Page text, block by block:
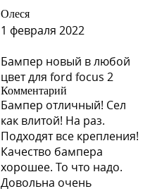
Олеся
1 февраля 2022
Бампер новый в любой
цвет для ford focus 2
Комментарий
Бампер отличный! Сел
как влитой! На раз.
Подходят все крепления!
Качество бампера
хорошее. То что надо.
Довольна очень